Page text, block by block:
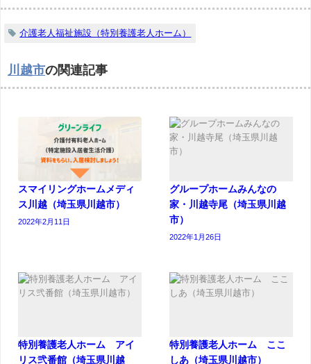
介護老人福祉施設（特別養護老人ホーム）
川越市の関連記事
スマイリングホームメディ
ス川越（埼玉県川越市）
2022年2月11日
グループホームみんなの
家・川越寺尾（埼玉県川越
市）
2022年1月26日
特別養護老人ホーム アイ
リス弐番館（埼玉県川越
特別養護老人ホーム ここ
しあ（埼玉県川越市）